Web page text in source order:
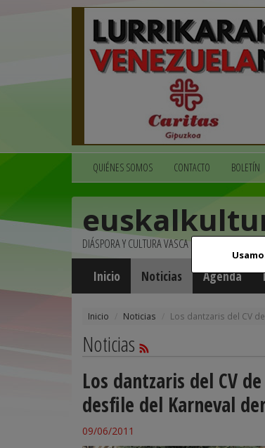
QUIÉNES SOMOS CONTACTO BOLETÍN
DIÁSPORA Y CULTURA VASCA
Inicio Noticias Agenda
Inicio Noticias Los dantzaris del CV
Noticias
Los dantzaris del CV
desfile del Karneval
09/06/2011